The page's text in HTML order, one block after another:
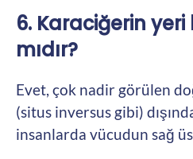
6. Karaciğerin
mıdır?
Evet, çok nadir görülen
(situs inversus gibi)
insanlarda vücudun sağ